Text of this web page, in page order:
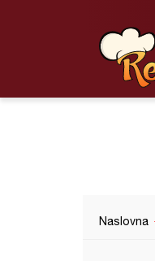
Naslovna